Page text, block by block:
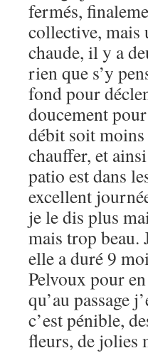
fermés,
collective, mais
chaude, il y a
rien que s’y
fond pour
doucement
débit soit moins
chauffer, et
patio est dans
excellent
je le dis plus
mais trop beau.
elle a duré 9
Pelvoux pour
qu’au passage
c’est pénible,
fleurs, de jolies